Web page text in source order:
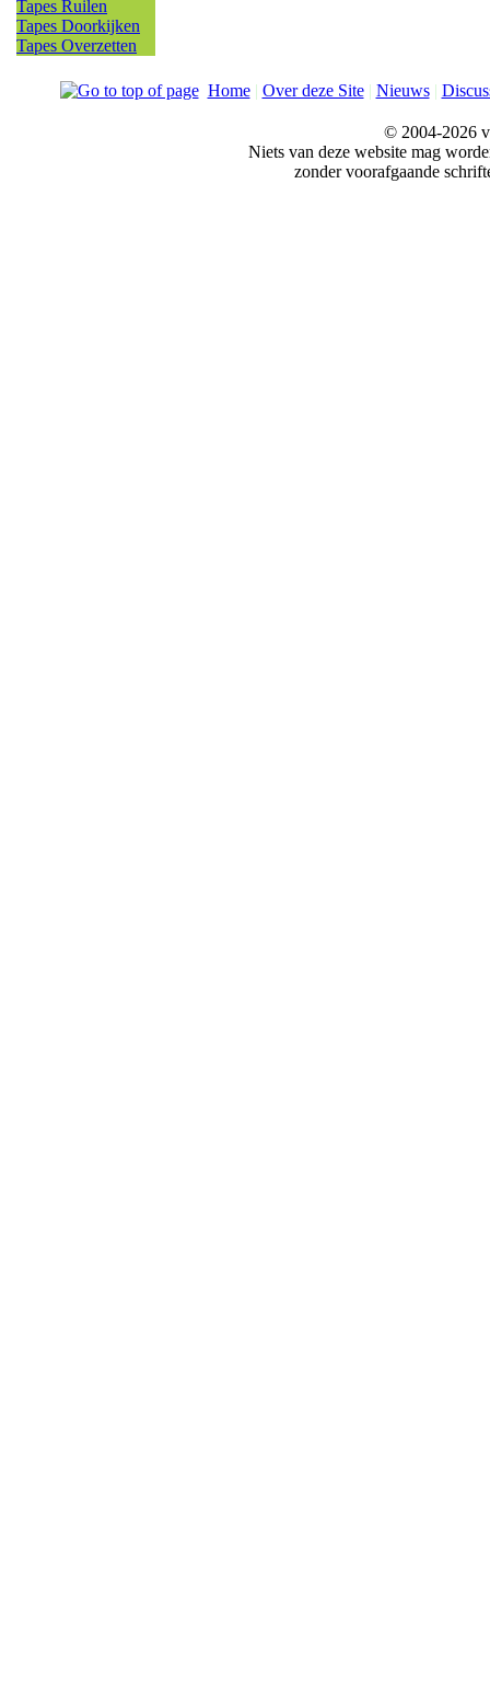
Tapes Ruilen
Tapes Doorkijken
Tapes Overzetten
Home| Over deze Site| Nieuws|
© 2004-2026
Niets van deze website mag
zonder voorafgaande